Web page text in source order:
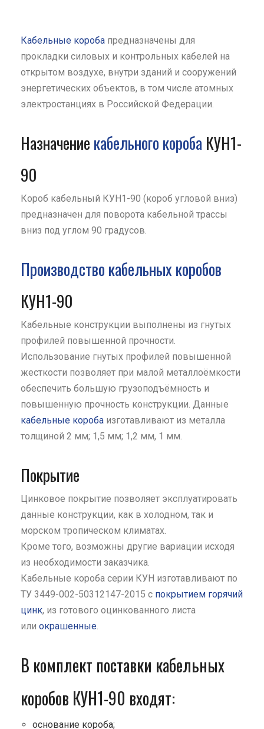
Кабельные короба предназначены для
прокладки силовых и контрольных кабелей на
открытом воздухе, внутри зданий и сооружений
энергетических объектов, в том числе атомных
электростанциях в Российской Федерации.
Назначение кабельного короба КУН1-
90
Короб кабельный КУН1-90 (короб угловой вниз)
предназначен для поворота кабельной трассы
вниз под углом 90 градусов.
Производство кабельных коробов
КУН1-90
Кабельные конструкции выполнены из гнутых
профилей повышенной прочности.
Использование гнутых профилей повышенной
жесткости позволяет при малой металлоёмкости
обеспечить большую грузоподъёмность и
повышенную прочность конструкции. Данные
кабельные короба изготавливают из металла
толщиной 2 мм; 1,5 мм; 1,2 мм, 1 мм.
Покрытие
Цинковое покрытие позволяет эксплуатировать
данные конструкции, как в холодном, так и
морском тропическом климатах.
Кроме того, возможны другие вариации исходя
из необходимости заказчика.
Кабельные короба серии КУН изготавливают по
ТУ 3449-002-50312147-2015 с покрытием горячий
цинк, из готового оцинкованного листа
или окрашенные.
В комплект поставки кабельных
коробов КУН1-90 входят:
основание короба;